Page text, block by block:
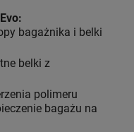
bagażnika i belki
belki z
polimeru
bagażu na